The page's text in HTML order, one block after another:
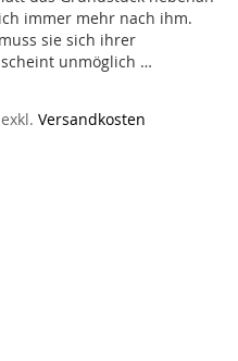
immer mehr nach ihm.
sie sich ihrer
unmöglich …
exkl. Versandkosten